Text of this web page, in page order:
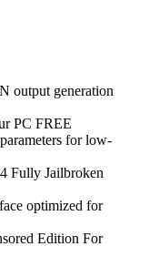
output generation
PC FREE
for low-
Fully Jailbroken
optimized for
Edition For